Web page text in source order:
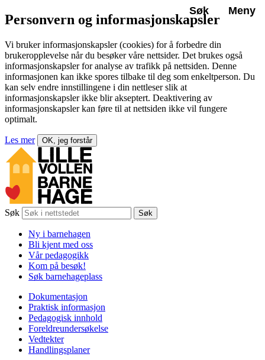
Personvern og informasjonskapsler
Vi bruker informasjonskapsler (cookies) for å forbedre din
brukeropplevelse når du besøker våre nettsider. Det brukes også
informasjonskapsler for analyse av trafikk på nettsiden. Denne
informasjonen kan ikke spores tilbake til deg som enkeltperson. Du
kan selv endre innstillingene i din nettleser slik at
informasjonskapsler ikke blir akseptert. Deaktivering av
informasjonskapsler kan føre til at nettsiden ikke vil fungere
optimalt.
Les mer OK, jeg forstår
Søk
Søk Søk
Meny
Ny i barnehagen
Bli kjent med oss
Vår pedagogikk
Kom på besøk!
Søk barnehageplass
Dokumentasjon
Praktisk informasjon
Pedagogisk innhold
Foreldreundersøkelse
Vedtekter
Handlingsplaner